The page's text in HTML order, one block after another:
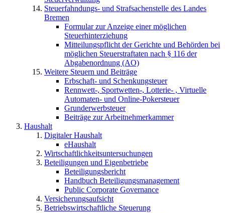
Steuerfahndungs- und Strafsachenstelle des Landes
Bremen
Formular zur Anzeige einer möglichen
Steuerhinterziehung
Mitteilungspflicht der Gerichte und Behörden bei
möglichen Steuerstraftaten nach § 116 der
Abgabenordnung (AO)
Weitere Steuern und Beiträge
Erbschaft- und Schenkungsteuer
Rennwett-, Sportwetten-, Lotterie- , Virtuelle
Automaten- und Online-Pokersteuer
Grunderwerbsteuer
Beiträge zur Arbeitnehmerkammer
Haushalt
Digitaler Haushalt
eHaushalt
Wirtschaftlichkeitsuntersuchungen
Beteiligungen und Eigenbetriebe
Beteiligungsbericht
Handbuch Beteiligungsmanagement
Public Corporate Governance
Versicherungsaufsicht
Betriebswirtschaftliche Steuerung